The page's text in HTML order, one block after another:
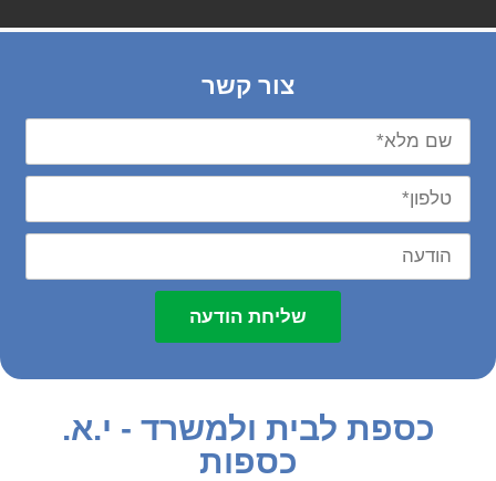
צור קשר
שם
טלפון*
הודעה
שליחת הודעה
כספת לבית ולמשרד - י.א.
כספות